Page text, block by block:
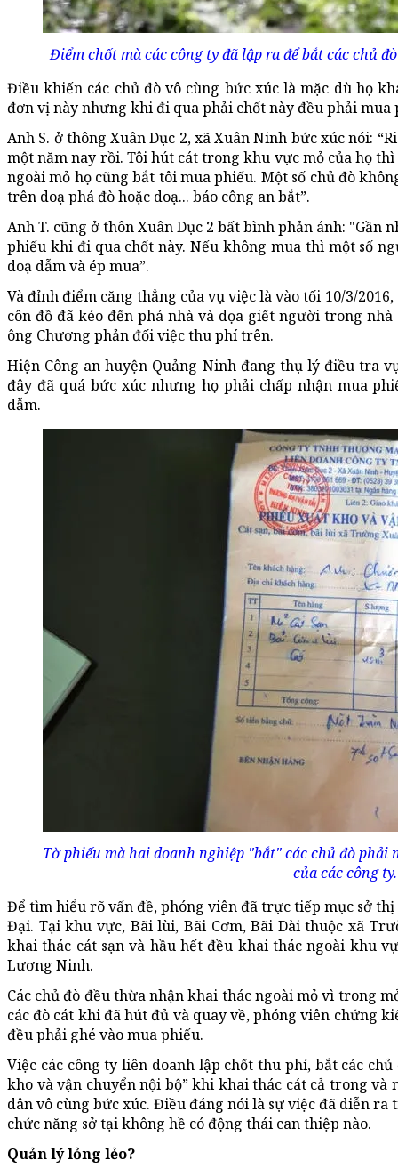
Điểm chốt mà các công ty đã lập ra để bắt các chủ
Điều khiến các chủ đò vô cùng bức xúc là mặc dù họ
đơn vị này nhưng khi đi qua phải chốt này đều phải mua
Anh S. ở thông Xuân Dục 2, xã Xuân Ninh bức xúc nói:
một năm nay rồi. Tôi hút cát trong khu vực mỏ của họ
ngoài mỏ họ cũng bắt tôi mua phiếu. Một số chủ đò
trên doạ phá đò hoặc doạ... báo công an bắt”.
Anh T. cũng ở thôn Xuân Dục 2 bất bình phản ánh: "Gần
phiếu khi đi qua chốt này. Nếu không mua thì một số
doạ dẫm và ép mua”.
Và đỉnh điểm căng thẳng của vụ việc là vào tối 10/3/
côn đồ đã kéo đến phá nhà và dọa giết người trong
ông Chương phản đối việc thu phí trên.
Hiện Công an huyện Quảng Ninh đang thụ lý điều tra
đây đã quá bức xúc nhưng họ phải chấp nhận mua
dẫm.
Tờ phiếu mà hai doanh nghiệp "bắt" các chủ đò phải
của các công ty.
Để tìm hiểu rõ vấn đề, phóng viên đã trực tiếp mục sở
Đại. Tại khu vực, Bãi lùi, Bãi Cơm, Bãi Dài thuộc xã
khai thác cát sạn và hầu hết đều khai thác ngoài khu
Lương Ninh.
Các chủ đò đều thừa nhận khai thác ngoài mỏ vì trong
các đò cát khi đã hút đủ và quay về, phóng viên chứng
đều phải ghé vào mua phiếu.
Việc các công ty liên doanh lập chốt thu phí, bắt các
kho và vận chuyển nội bộ” khi khai thác cát cả trong
dân vô cùng bức xúc. Điều đáng nói là sự việc đã diễn
chức năng sở tại không hề có động thái can thiệp nào.
Quản lý lỏng lẻo?